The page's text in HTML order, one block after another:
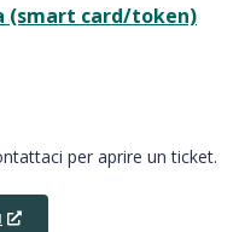
(smart card/token)
per aprire un ticket.